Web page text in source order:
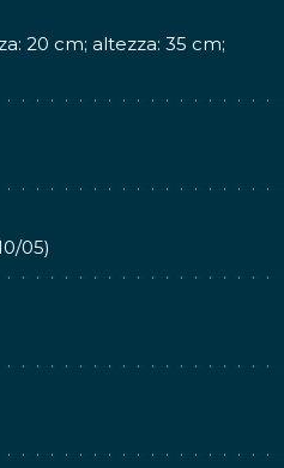
20 cm; altezza: 35 cm;
05)